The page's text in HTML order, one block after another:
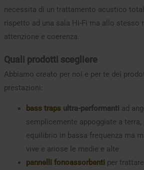
necessita di un trattamento acustico
rispetto ad una sala Hi-Fi ma allo stesso
attenzione e coerenza.
Quali prodotti scegliere
Abbiamo creato per noi e per te dei
prestazioni:
bass trapsultra-performanti ad
semplicemente appoggiate a
equilibrio in bassa frequenza ma
vive e ariose le medie e alte
pannelli fonoassorbenti per